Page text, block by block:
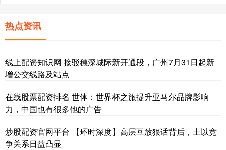
热点资讯
线上配资知识网 接驳穗深城际新开通段，广州7月31日起新
增公交线路及站点
在线股票配资排名 世体：世界杯之旅提升亚马尔品牌影响
力，中国也有很多他的广告
炒股配资官网平台 【环时深度】高层互放狠话背后，土以竞
争关系日益凸显